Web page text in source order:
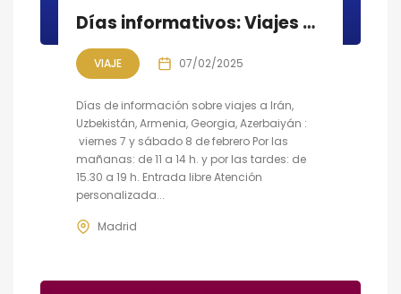
Días informativos: Viajes a IRÁN, UZBEKISTÁN, ARMENIA, GEORGIA, AZERBAIYÁN
VIAJE 07/02/2025
Días de información sobre viajes a Irán,
Uzbekistán, Armenia, Georgia, Azerbaiyán :
viernes 7 y sábado 8 de febrero Por las
mañanas: de 11 a 14 h. y por las tardes: de
15.30 a 19 h. Entrada libre Atención
personalizada...
Madrid